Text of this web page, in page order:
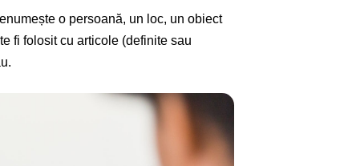
o persoană, un loc, un obiect
fi folosit cu articole (definite sau